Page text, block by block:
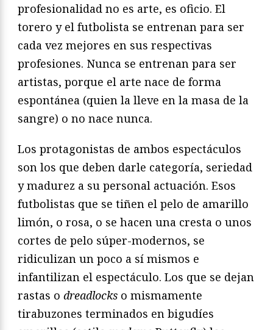
profesionalidad no es arte, es oficio. El
torero y el futbolista se entrenan para ser
cada vez mejores en sus respectivas
profesiones. Nunca se entrenan para ser
artistas, porque el arte nace de forma
espontánea (quien la lleve en la masa de la
sangre) o no nace nunca.
Los protagonistas de ambos espectáculos
son los que deben darle categoría, seriedad
y madurez a su personal actuación. Esos
futbolistas que se tiñen el pelo de amarillo
limón, o rosa, o se hacen una cresta o unos
cortes de pelo súper-modernos, se
ridiculizan un poco a sí mismos e
infantilizan el espectáculo. Los que se dejan
rastas o dreadlocks o mismamente
tirabuzones terminados en bigudíes